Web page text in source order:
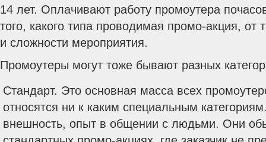
14 лет. Оплачивают работу промоутера
того, какого типа проводимая промо-акция, от
и сложности мероприятия.
Промоутеры могут тоже бывают разных
Стандарт. Это основная масса всех
относятся ни к каким специальным
внешность, опыт в общении с людьми. Они